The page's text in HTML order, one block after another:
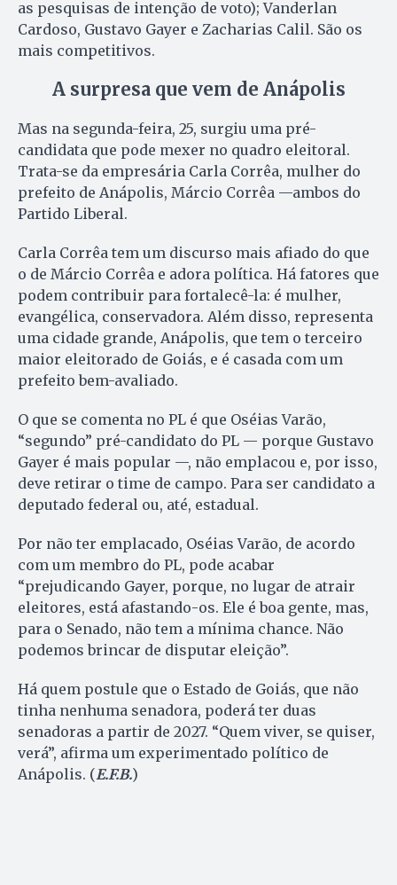
as pesquisas de intenção de voto); Vanderlan
Cardoso, Gustavo Gayer e Zacharias Calil. São os
mais competitivos.
A surpresa que vem de Anápolis
Mas na segunda-feira, 25, surgiu uma pré-
candidata que pode mexer no quadro eleitoral.
Trata-se da empresária Carla Corrêa, mulher do
prefeito de Anápolis, Márcio Corrêa —ambos do
Partido Liberal.
Carla Corrêa tem um discurso mais afiado do que
o de Márcio Corrêa e adora política. Há fatores que
podem contribuir para fortalecê-la: é mulher,
evangélica, conservadora. Além disso, representa
uma cidade grande, Anápolis, que tem o terceiro
maior eleitorado de Goiás, e é casada com um
prefeito bem-avaliado.
O que se comenta no PL é que Oséias Varão,
“segundo” pré-candidato do PL — porque Gustavo
Gayer é mais popular —, não emplacou e, por isso,
deve retirar o time de campo. Para ser candidato a
deputado federal ou, até, estadual.
Por não ter emplacado, Oséias Varão, de acordo
com um membro do PL, pode acabar
“prejudicando Gayer, porque, no lugar de atrair
eleitores, está afastando-os. Ele é boa gente, mas,
para o Senado, não tem a mínima chance. Não
podemos brincar de disputar eleição”.
Há quem postule que o Estado de Goiás, que não
tinha nenhuma senadora, poderá ter duas
senadoras a partir de 2027. “Quem viver, se quiser,
verá”, afirma um experimentado político de
Anápolis. (E.F.B.)